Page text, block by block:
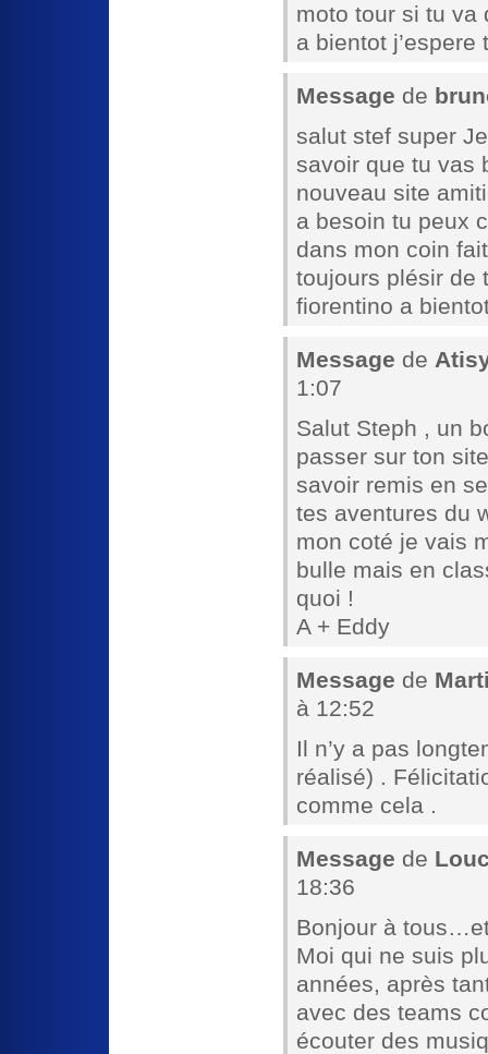
moto tour si tu va
a bientot j’espere
Message de
salut stef super
savoir que tu vas
nouveau site
a besoin tu peux
dans mon coin
toujours plésir de
fiorentino a
Message de
1:07
Salut Steph , un
passer sur ton
savoir remis en
tes aventures du
mon coté je vais
bulle mais en
quoi !
A + Eddy
Message de
à 12:52
Il n’y a pas
réalisé) .
comme cela .
Message de
18:36
Bonjour à
Moi qui ne suis
années, après
avec des teams
écouter des